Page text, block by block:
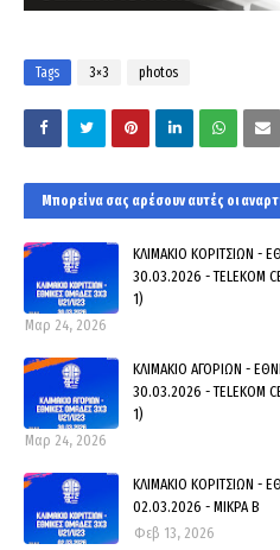
Tags 3×3 photos
Μπορεί να σας αρέσουν αυτές οι
ΚΛΙΜΑΚΙΟ ΚΟΡΙΤΣΙΩΝ -
30.03.2026 - TELEKOM
1)
Μαρ 24, 2026
ΚΛΙΜΑΚΙΟ ΑΓΟΡΙΩΝ -
30.03.2026 - TELEKOM
1)
Μαρ 24, 2026
ΚΛΙΜΑΚΙΟ ΚΟΡΙΤΣΙΩΝ -
02.03.2026 - ΜΙΚΡΑ Β
Φεβ 13, 2026